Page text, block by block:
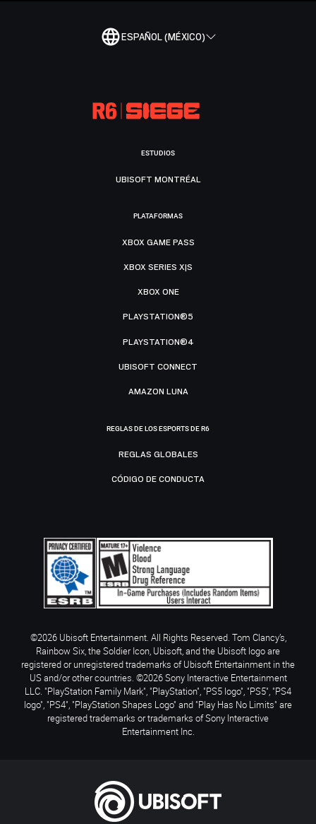
ESPAÑOL (MÉXICO)
ESTUDIOS
UBISOFT MONTRÉAL
PLATAFORMAS
XBOX GAME PASS
XBOX SERIES X|S
XBOX ONE
PLAYSTATION®5
PLAYSTATION®4
UBISOFT CONNECT
AMAZON LUNA
REGLAS DE LOS ESPORTS DE R6
REGLAS GLOBALES
CÓDIGO DE CONDUCTA
©2026 Ubisoft Entertainment. All Rights Reserved. Tom Clancy’s,
Rainbow Six, the Soldier Icon, Ubisoft, and the Ubisoft logo are
registered or unregistered trademarks of Ubisoft Entertainment in the
US and/or other countries. ©2026 Sony Interactive Entertainment
LLC. "PlayStation Family Mark", "PlayStation", "PS5 logo", "PS5", "PS4
logo", "PS4", "PlayStation Shapes Logo" and "Play Has No Limits" are
registered trademarks or trademarks of Sony Interactive
Entertainment Inc.